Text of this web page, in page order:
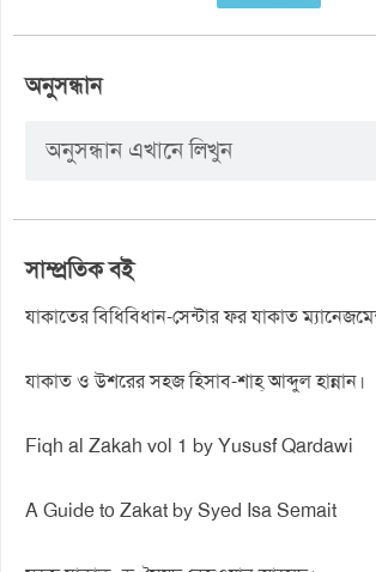
অনুসন্ধান
সাম্প্রতিক বই
যাকাতের বিধিবিধান-সেন্টার ফর যাকাত
যাকাত ও উশরের সহজ হিসাব-শাহ্ আব্দুল হান্নান।
Fiqh al Zakah vol 1 by Yususf Qardawi
A Guide to Zakat by Syed Isa Semait